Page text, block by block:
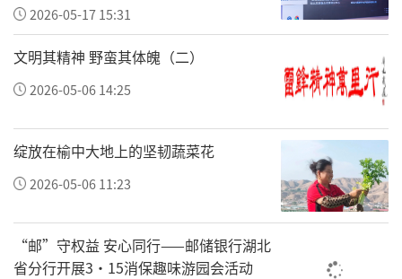
从帕米尔高原到赣南老区，从“亮党
徽”到“交党费”，两个看似不相关的事件，
却让我们不禁想问：在一切都在加速数字化的
今天，人们到底在为什么感动？
“党徽大叔”用最直接的方式告诉世界：共产
2026-05-17 15:31
文明其精神 野蛮其体魄（二）
2026-05-06 14:25
绽放在榆中大地上的坚韧蔬菜花
2026-05-06 11:23
“邮”守权益 安心同行——邮储银行湖北
省分行开展3·15消保趣味游园会活动